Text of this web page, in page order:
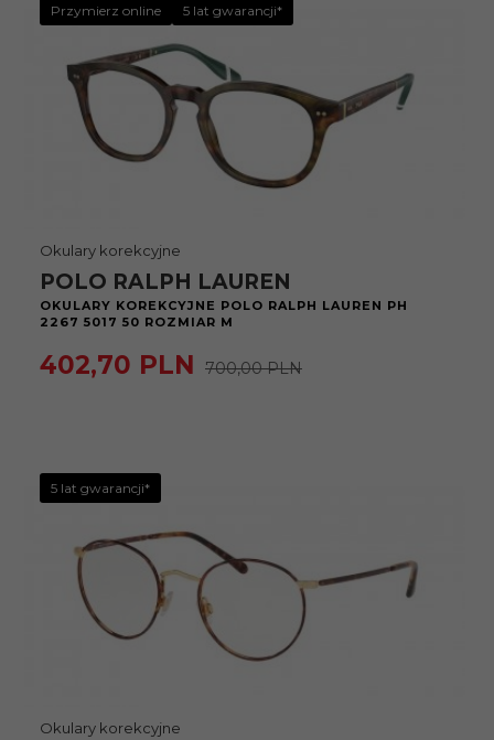
Przymierz online 5 lat gwarancji*
Okulary korekcyjne
POLO RALPH LAUREN
OKULARY KOREKCYJNE POLO RALPH LAUREN PH
2267 5017 50 ROZMIAR M
402,70 PLN 700,00 PLN
5 lat gwarancji*
Okulary korekcyjne